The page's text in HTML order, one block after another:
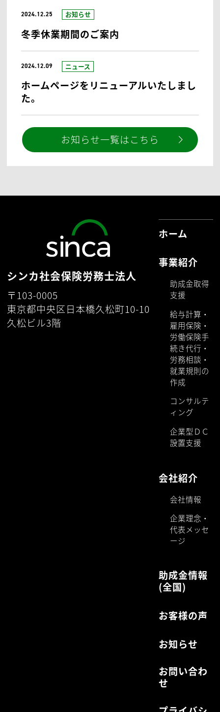
2024.12.25 お知らせ
冬季休業期間のご案内
2024.12.09 ニュース
ホームページをリニューアルいたしまし
た。
お知らせ一覧はこちら
シンカ社会保険労務士法人
〒103-0005
東京都中央区日本橋久松町10-10
久松ビル3階
ホーム
事業紹介
助成金取得
支援
給与計算・
雇用保険・
労働保険手
続き代行・
労務相談・
就業規則の
作成
コンサルテ
ィング
企業型ＤＣ
設置支援
会社紹介
会社情報
企業理念・
代表メッセ
ージ
助成金情報
(全国)
お客様の声
お知らせ
お問い合わ
せ